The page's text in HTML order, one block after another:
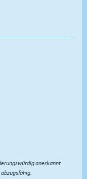
anerkannt.